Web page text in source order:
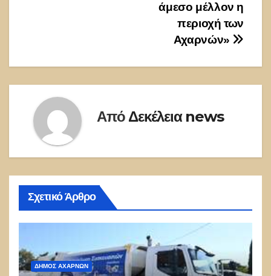
άμεσο μέλλον η
περιοχή των
Αχαρνών»
Από Δεκέλεια news
Σχετικό Άρθρο
ΔΉΜΟΣ ΑΧΑΡΝΏΝ